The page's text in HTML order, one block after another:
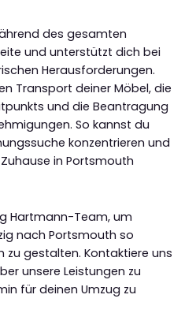
des gesamten
und unterstützt dich bei
Herausforderungen.
Transport deiner Möbel, die
und die Beantragung
So kannst du
konzentrieren und
in Portsmouth
Hartmann-Team, um
nach Portsmouth so
zu gestalten. Kontaktiere uns
unsere Leistungen zu
für deinen Umzug zu